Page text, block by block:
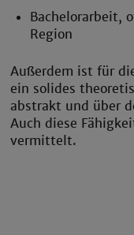
Bachelorarbeit,
Region
Außerdem ist für
ein solides
abstrakt und über
Auch diese
vermittelt.